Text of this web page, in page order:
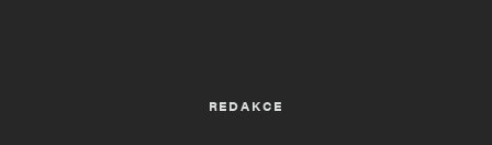
REDAKCE